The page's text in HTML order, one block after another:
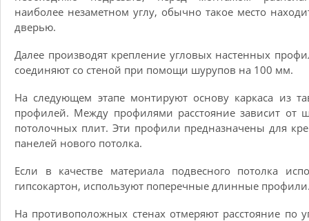
наиболее незаметном углу, обычно такое место
дверью.
Далее производят крепление угловых настенных
соединяют со стеной при помощи шурупов на 100 мм.
На следующем этапе монтируют основу каркаса из
профилей. Между профилями расстояние зависит от
потолочных плит. Эти профили предназначены для
панелей нового потолка.
Если в качестве материала подвесного потолка
гипсокартон, используют поперечные длинные
На противоположных стенах отмеряют расстояние по